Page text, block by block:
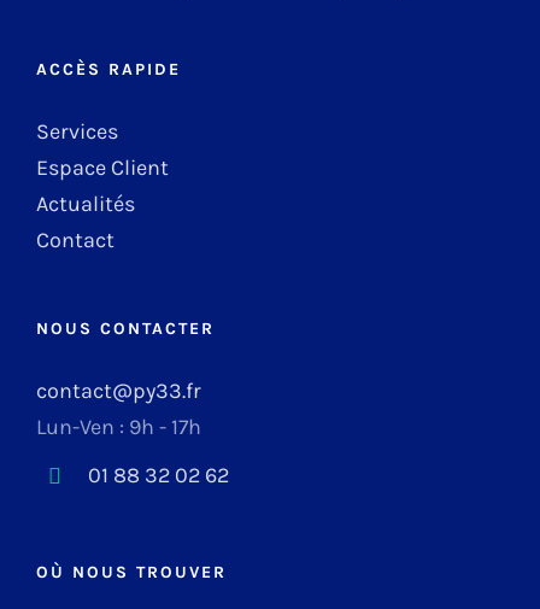
ACCÈS RAPIDE
Services
Espace Client
Actualités
Contact
NOUS CONTACTER
contact@py33.fr
Lun-Ven : 9h - 17h
01 88 32 02 62
OÙ NOUS TROUVER